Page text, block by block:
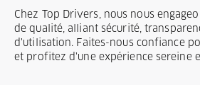
Chez Top Drivers, nous nous
de qualité, alliant sécurité,
d'utilisation. Faites-nous confiance
et profitez d'une expérience sereine